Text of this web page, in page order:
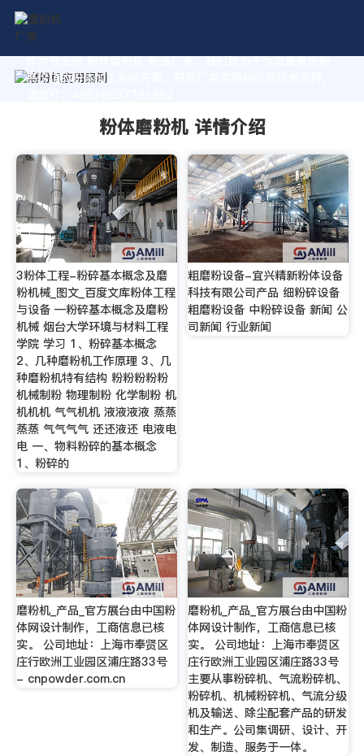
作为专业的 粉体磨粉机 制造厂家，我们致力于为您量身定制
高价值的粉体加工系统方案。获取厂家直销报价及技术支持，
粉体磨粉机 详情介绍
3粉体工程-粉碎基本概念及磨
粉机械_图文_百度文库粉体工程
与设备 —粉碎基本概念及磨粉
机械 烟台大学环境与材料工程
学院 学习 1、粉碎基本概念
2、几种磨粉机工作原理 3、几
种磨粉机特有结构 粉粉粉粉粉
机械制粉 物理制粉 化学制粉 机
机机机 气气机机 液液液液 蒸蒸
蒸蒸 气气气气 还还液还 电液电
电 一、物料粉碎的基本概念
1、粉碎的
粗磨粉设备-宜兴精新粉体设备
科技有限公司产品 细粉碎设备
粗磨粉设备 中粉碎设备 新闻 公
司新闻 行业新闻
磨粉机_产品_官方展台由中国粉
体网设计制作，工商信息已核
实。 公司地址：上海市奉贤区
庄行欧洲工业园区浦庄路33号
- cnpowder.com.cn
磨粉机_产品_官方展台由中国粉
体网设计制作，工商信息已核
实。 公司地址：上海市奉贤区
庄行欧洲工业园区浦庄路33号
主要从事粉碎机、气流粉碎机、
粉碎机、机械粉碎机、气流分级
机及输送、除尘配套产品的研发
和生产。公司集调研、设计、开
发、制造、服务于一体。